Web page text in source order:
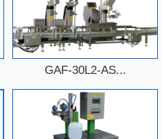
GAF-30L2-AS...